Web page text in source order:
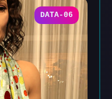
DATA-06